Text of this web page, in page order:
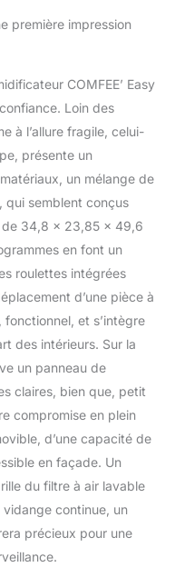
apporte de l'air
des
APP
Easy Dry
les paramètres
où avec
Plus. Notre
avec
MULTI-
sont à choix
C'est-à-dire,
SÉCHAGE,
séchage sert
dans les jours
le
à
et 55%, le taux
pour certains.
Grâce au
R290, le
consomme que
MOBILITÉ:
insérées et aux
première impression
COMFEE’ Easy
Loin des
à l’allure fragile, celui-
présente un
un mélange de
qui semblent conçus
de 34,8 x 23,85 x 49,6
en font un
roulettes intégrées
d’une pièce à
fonctionnel, et s’intègre
des intérieurs. Sur la
un panneau de
claires, bien que, petit
compromise en plein
d’une capacité de
en façade. Un
du filtre à air lavable
continue, un
précieux pour une